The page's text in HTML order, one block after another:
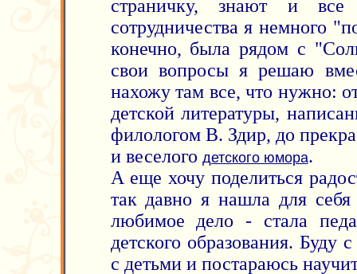
страничку, знают и все
сотрудничества я немного
конечно, была рядом с
свои вопросы я решаю
нахожу там все, что нужно:
детской литературы,
филологом В. Здир, до
и веселого детского юмора.
А еще хочу поделиться
так давно я нашла для
любимое дело - стала
детского образования. Буду
с детьми и постараюсь